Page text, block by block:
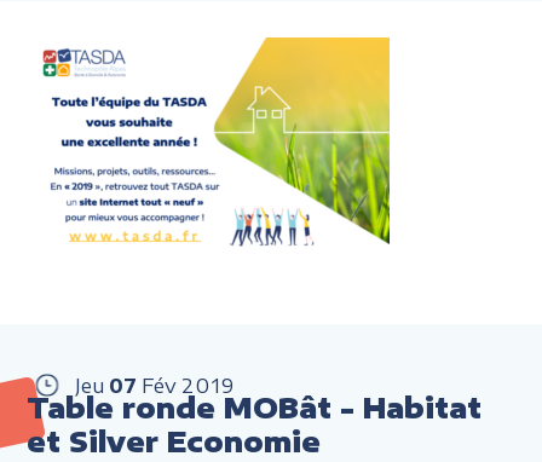
Jeu 07 Fév 2019
Table ronde MOBât - Habitat
et Silver Economie